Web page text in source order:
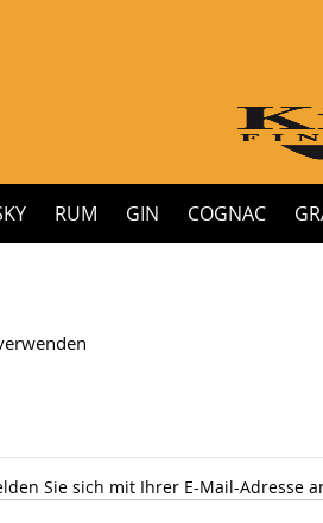
RUM GIN COGNAC
Sie sich mit Ihrer E-Mail-Adresse